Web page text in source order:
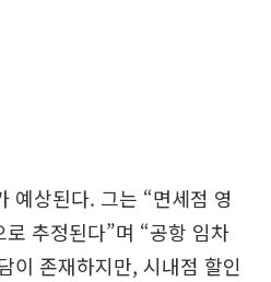
예상된다. 그는 “면세점 영
추정된다”며 “공항 임차
이 존재하지만, 시내점 할인